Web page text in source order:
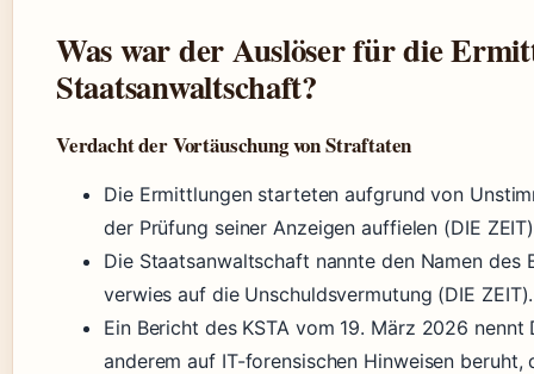
Was war der Auslöser für die
Staatsanwaltschaft?
Verdacht der Vortäuschung von Straftaten
Die Ermittlungen starteten aufgrund von
der Prüfung seiner Anzeigen auffielen (DIE
Die Staatsanwaltschaft nannte den Namen
verwies auf die Unschuldsvermutung (DIE ZEIT).
Ein Bericht des KSTA vom 19. März 2026
anderem auf IT-forensischen Hinweisen